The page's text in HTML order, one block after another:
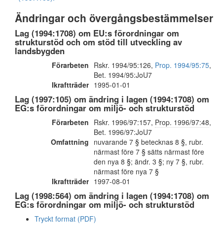
Ändringar och övergångsbestämmelser
Lag (1994:1708) om EU:s förordningar om
strukturstöd och om stöd till utveckling av
landsbygden
Förarbeten Rskr. 1994/95:126, Prop. 1994/95:75,
Bet. 1994/95:JoU7
Ikraftträder 1995-01-01
Lag (1997:105) om ändring i lagen (1994:1708) om
EG:s förordningar om miljö- och strukturstöd
Förarbeten Rskr. 1996/97:157, Prop. 1996/97:48,
Bet. 1996/97:JoU7
Omfattning nuvarande 7 § betecknas 8 §, rubr.
närmast före 7 § sätts närmast före
den nya 8 §; ändr. 3 §; ny 7 §, rubr.
närmast före nya 7 §
Ikraftträder 1997-08-01
Lag (1998:564) om ändring i lagen (1994:1708) om
EG:s förordningar om miljö- och strukturstöd
Tryckt format (PDF)